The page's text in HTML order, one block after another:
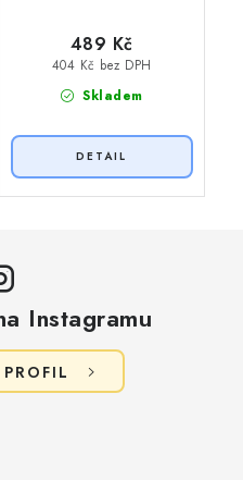
Skladem
404 Kč bez DPH
489 Kč
Instagramu